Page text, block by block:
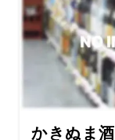
かきぬま